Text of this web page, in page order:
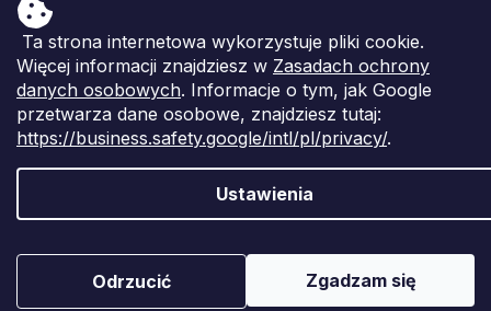
Ta strona internetowa wykorzystuje pliki cookie.
Więcej informacji znajdziesz w Zasadach ochrony
danych osobowych. Informacje o tym, jak Google
przetwarza dane osobowe, znajdziesz tutaj:
https://business.safety.google/intl/pl/privacy/.
Ustawienia
Odrzucić Zgadzam się
Copyright 2026Natima. Wszystkie prawa zastrzeżone.
Edytuj ustawienia plików cookie